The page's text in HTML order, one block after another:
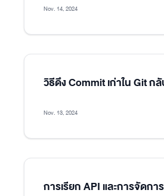
Nov. 14, 2024
วิธีดึง Commit เก่าใน Git ก
Nov. 13, 2024
การเรียก API และการจัดกา